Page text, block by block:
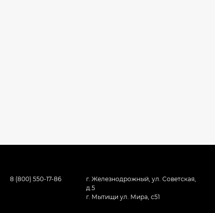
8 (800) 550-17-86
г. Железнодрожный, ул. Советская,
д.5
г. Мытищи ул. Мира, с51